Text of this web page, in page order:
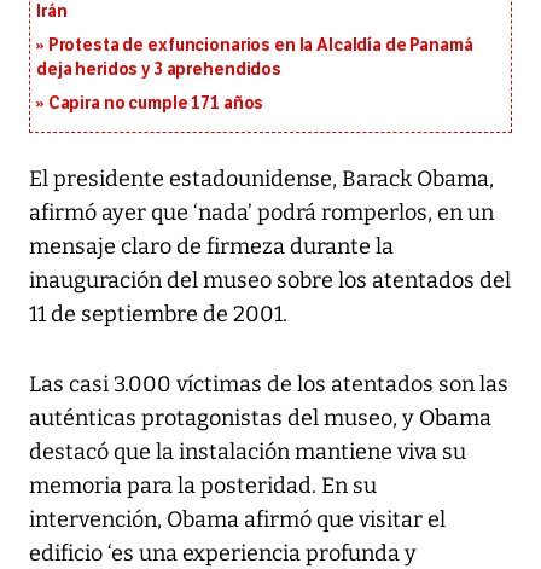
Irán
Protesta de exfuncionarios en la Alcaldía de Panamá
deja heridos y 3 aprehendidos
Capira no cumple 171 años
El presidente estadounidense, Barack Obama,
afirmó ayer que ‘nada’ podrá romperlos, en un
mensaje claro de firmeza durante la
inauguración del museo sobre los atentados del
11 de septiembre de 2001.
Las casi 3.000 víctimas de los atentados son las
auténticas protagonistas del museo, y Obama
destacó que la instalación mantiene viva su
memoria para la posteridad. En su
intervención, Obama afirmó que visitar el
edificio ‘es una experiencia profunda y